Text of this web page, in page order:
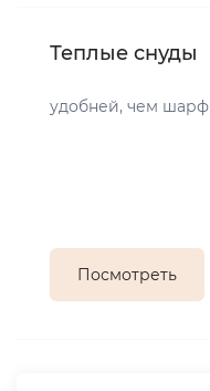
Теплые снуды
удобней, чем шарф
Посмотреть